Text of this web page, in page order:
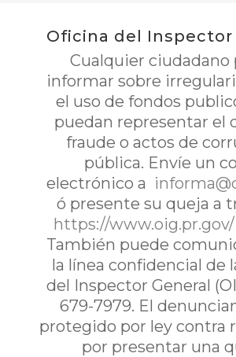
Oficina del Inspector
Cualquier ciudadano
informar sobre
el uso de fondos
puedan representar el
fraude o actos de
pública. Envíe un
electrónico a
ó presente su queja a
https://
También puede
la línea confidencial de
del Inspector General
679-7979. El
protegido por ley contra
por presentar una